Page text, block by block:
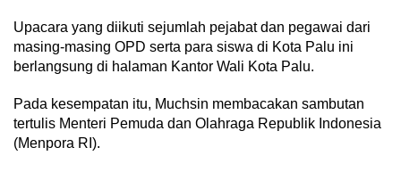
Upacara yang diikuti sejumlah pejabat dan pegawai dari
masing-masing OPD serta para siswa di Kota Palu ini
berlangsung di halaman Kantor Wali Kota Palu.
Pada kesempatan itu, Muchsin membacakan sambutan
tertulis Menteri Pemuda dan Olahraga Republik Indonesia
(Menpora RI).